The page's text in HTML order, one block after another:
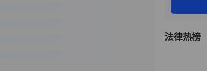
法律热榜